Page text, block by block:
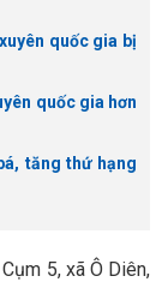
quốc gia bị
quốc gia hơn
tăng thứ hạng
5, xã Ô Diên,